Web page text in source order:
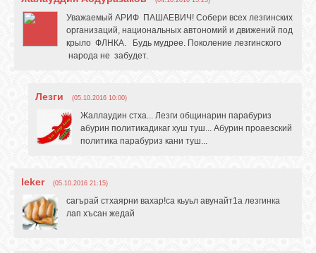
САЙТЫ
ВХОД
Уважаемый АРИФ ПАШАЕВИЧ! Собери всех лезгинских
организаций, национальных автономий и движений под
крыло ФЛНКА. Будь мудрее. Поколение лезгинского
народа не забудет.
Лезги (05.10.2016 10:00)
Жаллаудин стха... Лезги общинарин парабуриз
абурин политикадикаг хуш туш... Абурин проаезский
политика парабуриз кани туш...
leker (05.10.2016 21:15)
сагърай стхаярни вахар!са кьуьл авунайт1а лезгинка
лап хъсан жедай